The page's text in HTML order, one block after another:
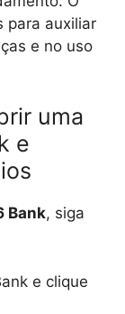
para auxiliar
e no uso
uma
e
Bank, siga
e clique